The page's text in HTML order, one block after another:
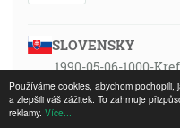
Používáme cookies, abychom pochopili,
a zlepšili váš zážitek. To zahrnuje
reklamy. Více...
SLOVENSKY
1990-05-06-1000-
MP3